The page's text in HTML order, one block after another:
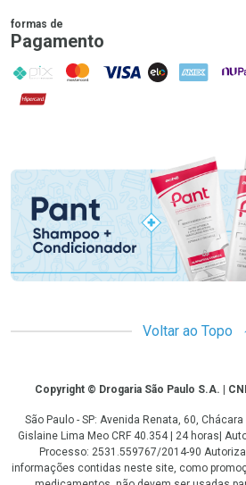
formas de
Pagamento
PIX MasterCard
VISA ELO AMEX
Hipercard
Promoção em
Voltar ao Topo
CopyrightCopyright © Drogaria São Paulo S.A. |
São Paulo - SP: Avenida Renata, 60,
Gislaine Lima Meo CRF 40.354 | 24 horas|
Processo: 2531.559767/2014-90
informações contidas neste site, como